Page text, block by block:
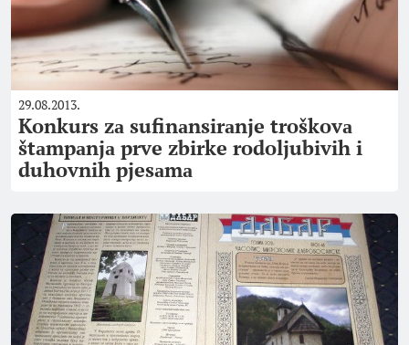
29.08.2013.
Konkurs zа sufinаnsirаnje troškovа
štаmpаnjа prve zbirke rodoljubivih i
duhovnih pjesаmа